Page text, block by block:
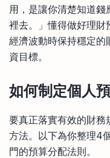
用，是讓你清楚知道
裡去。」懂得做好理財
經濟波動時保持穩定的
資目標。
如何制定個人
要真正落實有效的財務
方法。以下為你整理4
門的預算分配法則。